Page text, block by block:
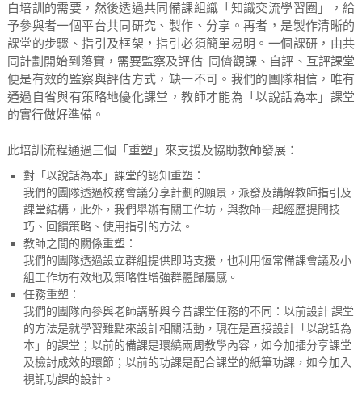
白培訓的需要，然後透過共同備課組織「知識交流學習圈」，給
予參與者一個平台共同研究、製作、分享。再者，是製作清晰的
課堂的步驟、指引及框架，指引必須簡單易明。一個課研，由共
同計劃開始到落實，需要監察及評估: 同儕觀課、自評、互評課堂
便是有效的監察與評估方式，缺一不可。我們的團隊相信，唯有
通過自省與有策略地優化課堂，教師才能為「以說話為本」課堂
的實行做好準備。
此培訓流程通過三個「重塑」來支援及協助教師發展：
對「以說話為本」課堂的認知重塑：
我們的團隊透過校務會議分享計劃的願景，派發及講解教師指引及
課堂結構，此外，我們舉辦有關工作坊，與教師一起經歷提問技
巧、回饋策略、使用指引的方法。
教師之間的關係重塑：
我們的團隊透過設立群組提供即時支援，也利用恆常備課會議及小
組工作坊有效地及策略性增強群體歸屬感。
任務重塑：
我們的團隊向參與老師講解與今昔課堂任務的不同：以前設計 課堂
的方法是就學習難點來設計相關活動，現在是直接設計「以說話為
本」的課堂；以前的備課是環繞兩周教學內容，如今加插分享課堂
及檢討成效的環節；以前的功課是配合課堂的紙筆功課，如今加入
視訊功課的設計。